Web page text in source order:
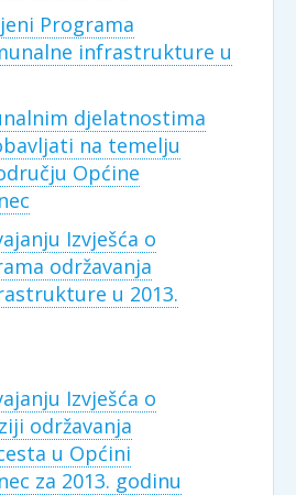
Programa
infrastrukture u
djelatnostima
na temelju
Općine
Izvješća o
održavanja
u 2013.
Izvješća o
održavanja
u Općini
za 2013. godinu